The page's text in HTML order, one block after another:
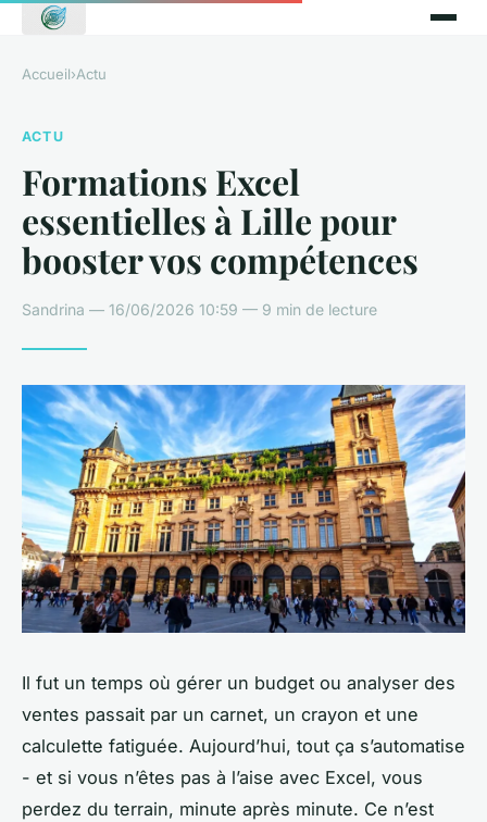
Accueil›Actu
ACTU
Formations Excel
essentielles à Lille pour
booster vos compétences
Sandrina — 16/06/2026 10:59 — 9 min de lecture
Il fut un temps où gérer un budget ou analyser des
ventes passait par un carnet, un crayon et une
calculette fatiguée. Aujourd’hui, tout ça s’automatise
- et si vous n’êtes pas à l’aise avec Excel, vous
perdez du terrain, minute après minute. Ce n’est